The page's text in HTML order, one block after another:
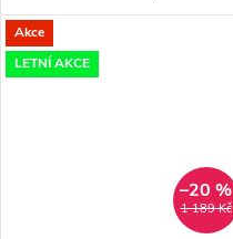
průměrem 18 cm je ideální
volbou pro osvícení obývacího
pokoje, ložnice či pracovny.
Akce
LETNÍ AKCE
1 189 Kč
–20 %